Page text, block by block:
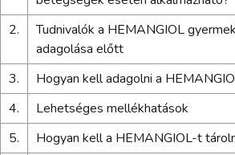
2.
Tudnivalók a HEMANGIOL
adagolása előtt
3.
Hogyan kell adagolni a
4.
Lehetséges mellékhatások
5.
Hogyan kell a HEMANGIOL-t